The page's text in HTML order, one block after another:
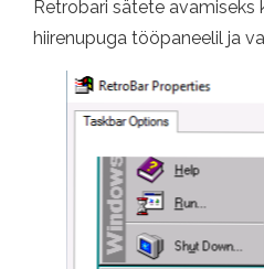
Retrobari sätete avamiseks
hiirenupuga tööpaneelil ja